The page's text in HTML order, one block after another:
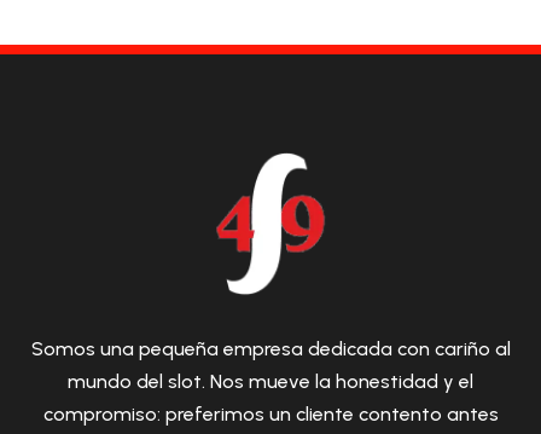
Somos una pequeña empresa dedicada con cariño al
mundo del slot. Nos mueve la honestidad y el
compromiso: preferimos un cliente contento antes